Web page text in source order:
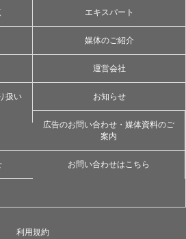
エキスパート
媒体のご紹介
運営会社
扱い
お知らせ
広告のお問い合わせ・媒体資料のご
案内
お問い合わせはこちら
利用規約